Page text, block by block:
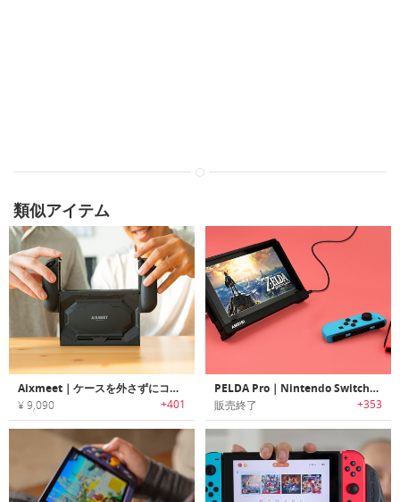
類似アイテム
Aixmeet｜ケースを外さずにコントローラーを取外しが可能なNintendo Switch用グリップケース「アキシミート」
¥ 9,090 +401
PELDA Pro｜Nintendo Switch用バッテリー/HDMIポート搭載ケース 「ペルダプロ」
販売終了 +353